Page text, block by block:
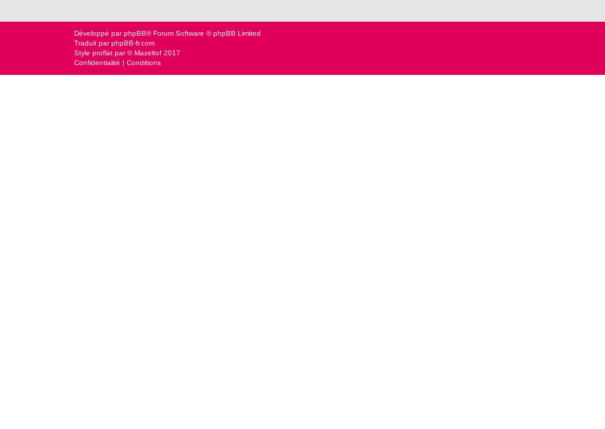
Développé parphpBB® Forum Software © phpBB Limited
Traduit parphpBB-fr.com
Style proflat par ©Mazeltof 2017
Confidentialité | Conditions